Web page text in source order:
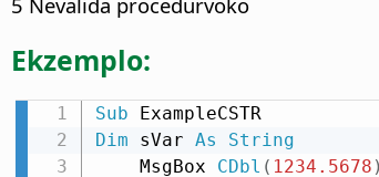
Ekzemplo:
Sub
ExampleCSTR
Dim sVar As
String
    MsgBox
CDbl ( 1234.5678 )